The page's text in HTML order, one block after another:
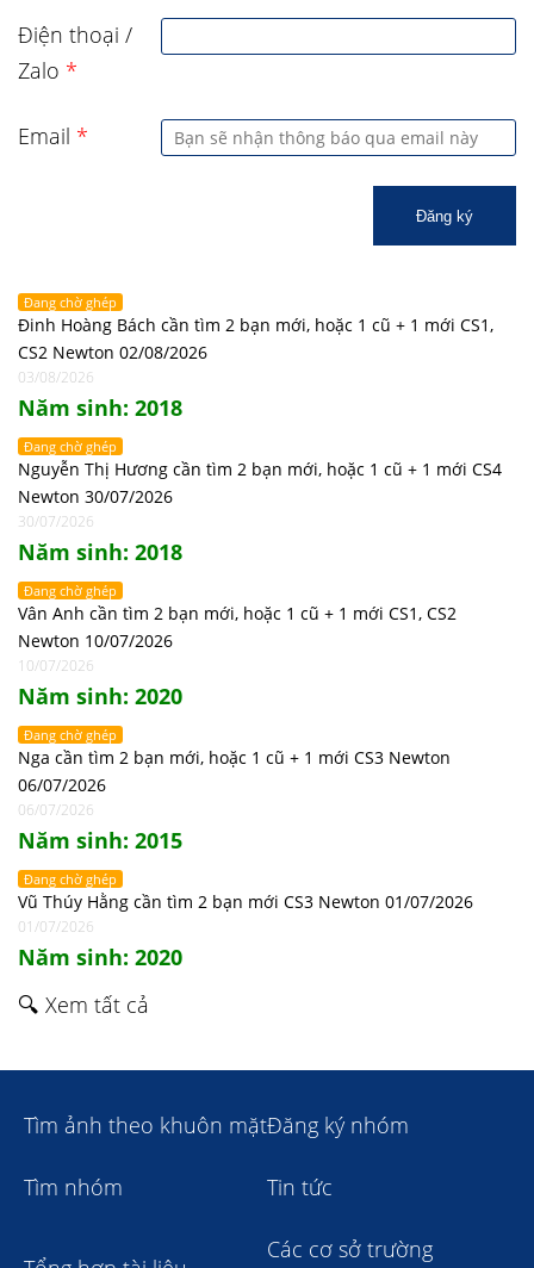
Điện thoại /
Zalo *
Email *
Đăng ký
Đang chờ ghép
Đinh Hoàng Bách cần tìm 2 bạn mới, hoặc 1 cũ + 1 mới CS1,
CS2 Newton 02/08/2026
03/08/2026
Năm sinh: 2018
Đang chờ ghép
Nguyễn Thị Hương cần tìm 2 bạn mới, hoặc 1 cũ + 1 mới CS4
Newton 30/07/2026
30/07/2026
Năm sinh: 2018
Đang chờ ghép
Vân Anh cần tìm 2 bạn mới, hoặc 1 cũ + 1 mới CS1, CS2
Newton 10/07/2026
10/07/2026
Năm sinh: 2020
Đang chờ ghép
Nga cần tìm 2 bạn mới, hoặc 1 cũ + 1 mới CS3 Newton
06/07/2026
06/07/2026
Năm sinh: 2015
Đang chờ ghép
Vũ Thúy Hằng cần tìm 2 bạn mới CS3 Newton 01/07/2026
01/07/2026
Năm sinh: 2020
🔍 Xem tất cả
Tìm ảnh theo khuôn mặtĐăng ký nhóm
Tìm nhóm Tin tức
Các cơ sở trường